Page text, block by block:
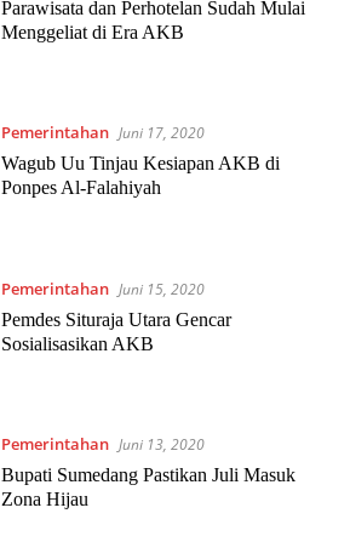
Parawisata dan Perhotelan Sudah Mulai
Menggeliat di Era AKB
Pemerintahan Juni 17, 2020
Wagub Uu Tinjau Kesiapan AKB di
Ponpes Al-Falahiyah
Pemerintahan Juni 15, 2020
Pemdes Situraja Utara Gencar
Sosialisasikan AKB
Pemerintahan Juni 13, 2020
Bupati Sumedang Pastikan Juli Masuk
Zona Hijau